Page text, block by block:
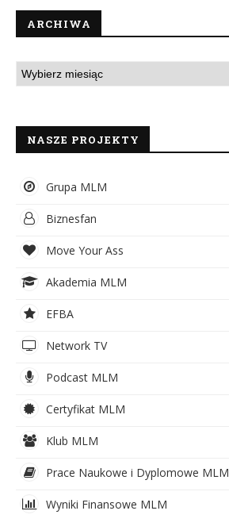
ARCHIWA
NASZE PROJEKTY
Grupa MLM
Biznesfan
Move Your Ass
Akademia MLM
EFBA
Network TV
Podcast MLM
Certyfikat MLM
Klub MLM
Prace Naukowe i Dyplomowe MLM
Wyniki Finansowe MLM